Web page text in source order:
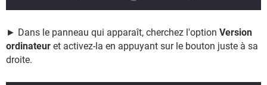
► Dans le panneau qui apparaît, cherchez l'option Version
ordinateur et activez-la en appuyant sur le bouton juste à sa
droite.